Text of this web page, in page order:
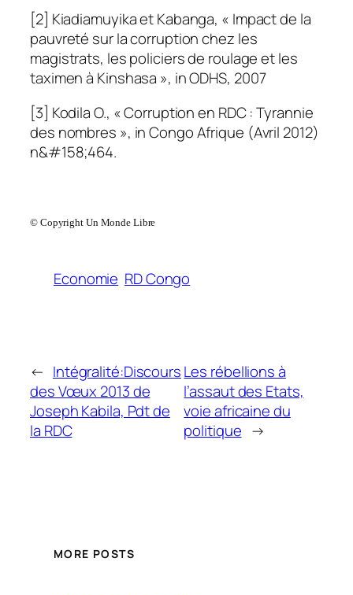
[2] Kiadiamuyika et Kabanga, « Impact de la
pauvreté sur la corruption chez les
magistrats, les policiers de roulage et les
taximen à Kinshasa », in ODHS, 2007
[3] Kodila O., « Corruption en RDC : Tyrannie
des nombres », in Congo Afrique (Avril 2012)
n&#158;464.
© Copyright Un Monde Libre
Economie RD Congo
← Intégralité:Discours
des Vœux 2013 de
Joseph Kabila, Pdt de
la RDC
Les rébellions à
l’assaut des Etats,
voie africaine du
politique →
MORE POSTS